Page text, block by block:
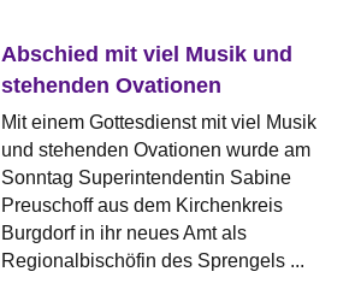
Abschied mit viel Musik und
stehenden Ovationen
Mit einem Gottesdienst mit viel Musik
und stehenden Ovationen wurde am
Sonntag Superintendentin Sabine
Preuschoff aus dem Kirchenkreis
Burgdorf in ihr neues Amt als
Regionalbischöfin des Sprengels ...